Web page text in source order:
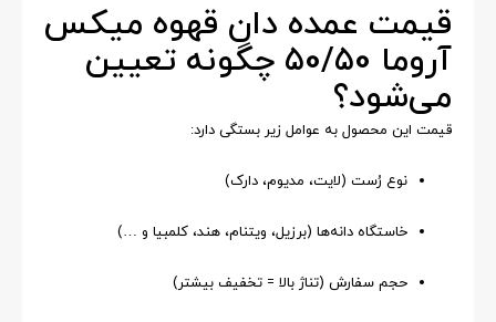
قیمت عمده دان قهوه میکس
آروما 50/50 چگونه تعیین
می‌شود؟
قیمت این محصول به عوامل زیر بستگی دارد:
نوع رُست (لایت، مدیوم، دارک)
خاستگاه دانه‌ها (برزیل، ویتنام، هند، کلمبیا و …)
حجم سفارش (تناژ بالا = تخفیف بیشتر)